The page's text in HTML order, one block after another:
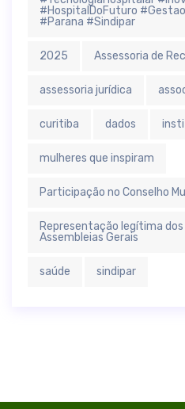
#HospitalDoFuturo
#Parana #Sindipar
2025 Assessoria de
assessoria jurídica
curitiba dados
mulheres que inspiram
Participação no Conselho
Representação legítima
Assembleias Gerais
saúde sindipar